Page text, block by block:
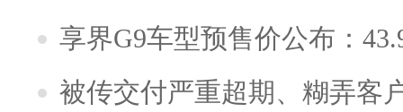
享界G9车型预售价公布：
被传交付严重超期、糊弄客